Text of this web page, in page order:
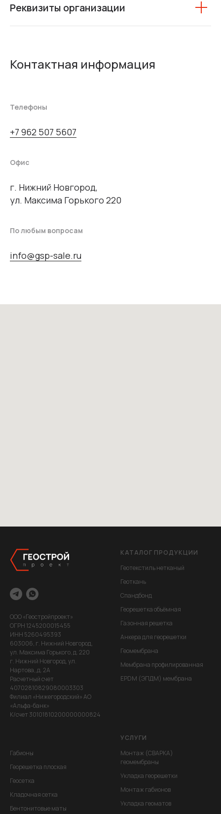
Реквизиты организации
Контактная информация
Телефоны
+7 962 507 5607
Офис
г. Нижний Новгород,
ул. Максима Горького 220
По любым вопросам
info@gsp-sale.ru
ООО «Геостройпроект»
ОГРН 1245200015455
ИНН 5260495393
603006, г. Нижний Новгород,
ул. Максима Горького, д. 220
г. Нижний Новгород, ул.
Нартова,,д. 2А
Расчетный счет
40702810829080003303
Филиал «Нижегородский» АО
«Альфа-банк»
К/счет 30101810200000000824
КАТАЛОГ ПРОДУКЦИИ
Геотекстиль нетканый
Геоткань
Спандбонд
Георешетка объёмная
Газонная решетка
Анкера для георешетки
Геомембрана
Мембрана профилированная
EPDM (ЭПДМ) мембрана
Габионы
Георешетка плоская
Геосетка
Кладочная сетка
Бентонитовые маты
УСЛУГИ
Монтаж (СВАРКА)
геомембраны
Укладка георешетки
Монтаж габионов
Укладка геоматов